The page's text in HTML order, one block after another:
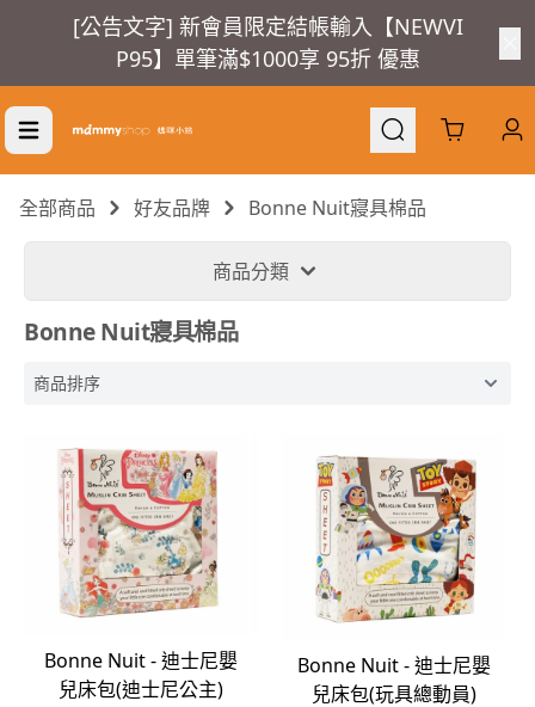
[公告文字] 新會員限定結帳輸入【NEWVI
P95】單筆滿$1000享 95折 優惠
Cart
全部商品 好友品牌 Bonne Nuit寢具棉品
商品分類
Bonne Nuit寢具棉品
Bonne Nuit - 迪士尼嬰
兒床包(迪士尼公主)
Bonne Nuit - 迪士尼嬰
兒床包(玩具總動員)